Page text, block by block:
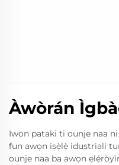
Àwòrán
Iwọn pataki ti ounje naa
fun awọn iṣẹ̀lẹ̀ idustriali
ounje naa ba awọn